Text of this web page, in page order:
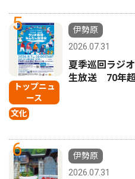
5
トップニュ
ース
文化
伊勢原
2026.07.31
夏季巡回ラジ
生放送 70年
6
伊勢原
2026.07.31